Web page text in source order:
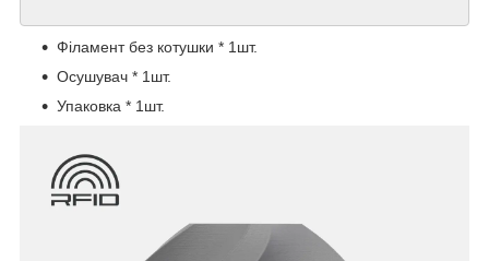
Філамент без котушки * 1шт.
Осушувач * 1шт.
Упаковка * 1шт.